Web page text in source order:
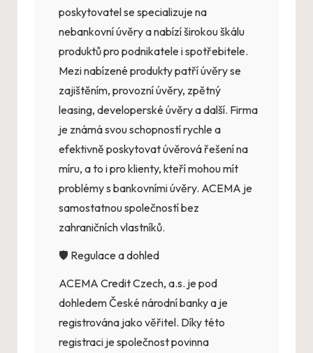
poskytovatel se specializuje na
nebankovní úvěry a nabízí širokou škálu
produktů pro podnikatele i spotřebitele.
Mezi nabízené produkty patří úvěry se
zajištěním, provozní úvěry, zpětný
leasing, developerské úvěry a další. Firma
je známá svou schopností rychle a
efektivně poskytovat úvěrová řešení na
míru, a to i pro klienty, kteří mohou mít
problémy s bankovními úvěry. ACEMA je
samostatnou společností bez
zahraničních vlastníků.
🛡️ Regulace a dohled
ACEMA Credit Czech, a.s. je pod
dohledem České národní banky a je
registrována jako věřitel. Díky této
registraci je společnost povinna